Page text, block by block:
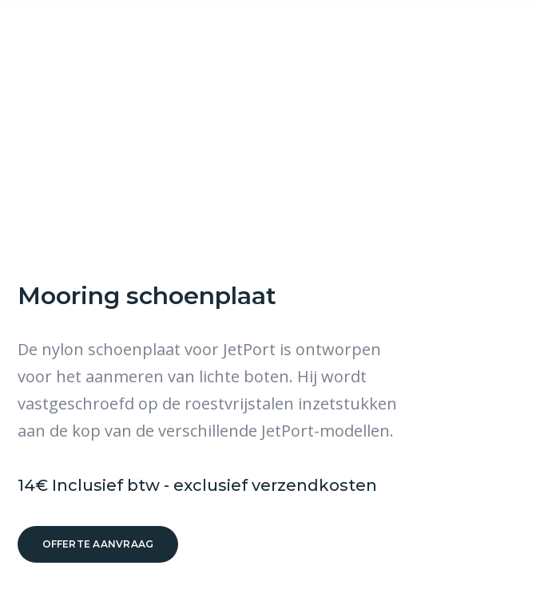
Mooring schoenplaat
De nylon schoenplaat voor JetPort is ontworpen
voor het aanmeren van lichte boten. Hij wordt
vastgeschroefd op de roestvrijstalen inzetstukken
aan de kop van de verschillende JetPort-modellen.
14€ Inclusief btw - exclusief verzendkosten
OFFERTE AANVRAAG